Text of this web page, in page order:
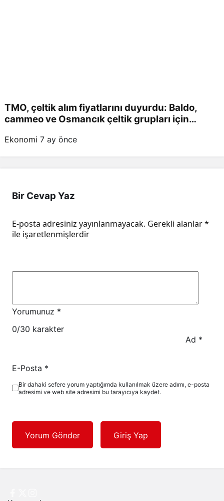
TMO, çeltik alım fiyatlarını duyurdu: Baldo,
cammeo ve Osmancık çeltik grupları için
Ekonomi 7 ay önce
Bir Cevap Yaz
E-posta adresiniz yayınlanmayacak. Gerekli alanlar*
ile işaretlenmişlerdir
Yorumunuz *
0/30 karakter
Ad *
E-Posta *
Bir dahaki sefere yorum yaptığımda kullanılmak üzere adımı, e-posta
adresimi ve web site adresimi bu tarayıcıya kaydet.
Yorum Gönder Giriş Yap